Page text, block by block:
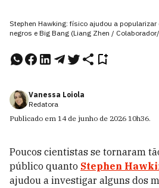
Stephen Hawking: físico ajudou a
negros e Big Bang (Liang Zhen /
Vanessa Loiola
Redatora
Publicado em 14 de junho de 2026 10h36.
Poucos cientistas se tornaram
público quanto Stephen
ajudou a investigar alguns dos